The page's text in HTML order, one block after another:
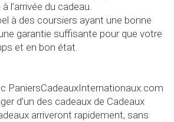
l’arrivée du cadeau.
à des coursiers ayant une bonne
garantie suffisante pour que votre
et en bon état.
PaniersCadeauxInternationaux.com
d’un des cadeaux de Cadeaux
arriveront rapidement, sans